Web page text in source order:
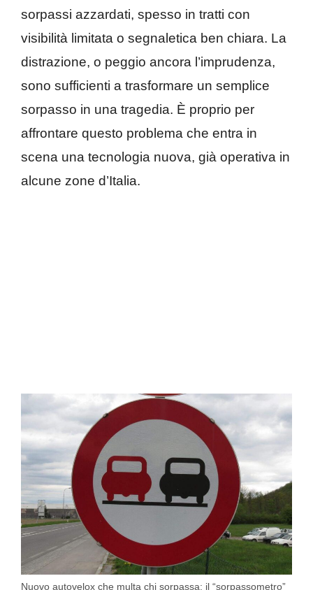
sorpassi azzardati, spesso in tratti con
visibilità limitata o segnaletica ben chiara. La
distrazione, o peggio ancora l’imprudenza,
sono sufficienti a trasformare un semplice
sorpasso in una tragedia. È proprio per
affrontare questo problema che entra in
scena una tecnologia nuova, già operativa in
alcune zone d’Italia.
Nuovo autovelox che multa chi sorpassa: il “sorpassometro”